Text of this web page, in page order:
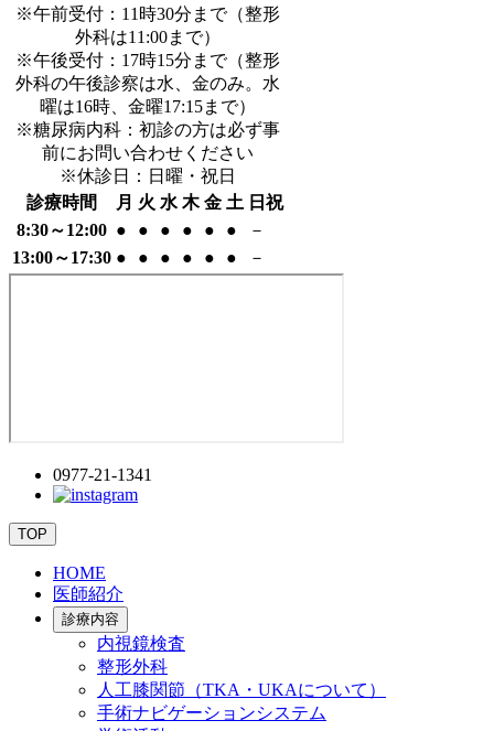
※午前受付：11時30分まで（整形
外科は11:00まで）
※午後受付：17時15分まで（整形
外科の午後診察は水、金のみ。水
曜は16時、金曜17:15まで）
※糖尿病内科：初診の方は必ず事
前にお問い合わせください
※休診日：日曜・祝日
診療時間
月 火 水 木 金 土 日祝
8:30～12:00 ● ● ● ● ● ●
－
13:00～17:30 ● ● ● ● ● ● －
0977-21-1341
TOP
HOME
医師紹介
診療内容
内視鏡検査
整形外科
人工膝関節（TKA・UKAについて）
手術ナビゲーションシステム